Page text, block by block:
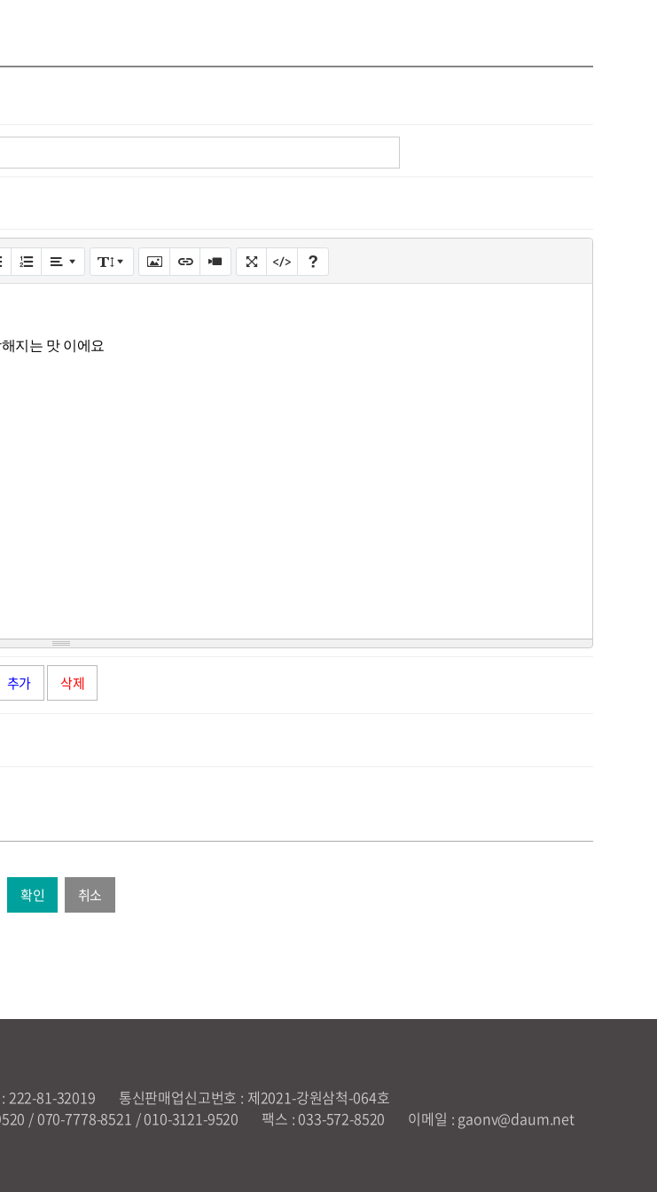
지는 맛 이에요
추가 삭제
취소
222-81-32019
통신판매업신고번호 : 제2021-강원삼척-064호
/ 070-7778-8521 / 010-3121-9520 팩스 : 033-572-8520
이메일 : gaonv@daum.net